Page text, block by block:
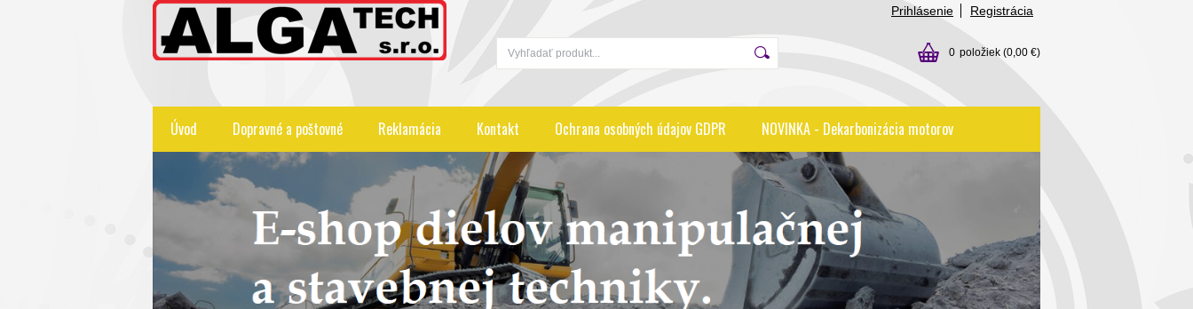
Prihlásenie Registrácia
0 položiek (0,00 €)
Úvod Dopravné a poštovné Reklamácia Kontakt Ochrana osobných údajov GDPR NOVINKA - Dekarbonizácia motorov